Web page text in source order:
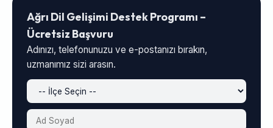
Ağrı Dil Gelişimi Destek Programı –
Ücretsiz Başvuru
Adınızı, telefonunuzu ve e-postanızı bırakın,
uzmanımız sizi arasın.